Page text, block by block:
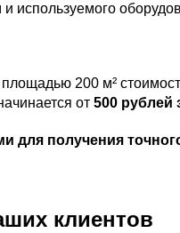
и используемого
200 м²
от 500 рублей
для получения
клиентов